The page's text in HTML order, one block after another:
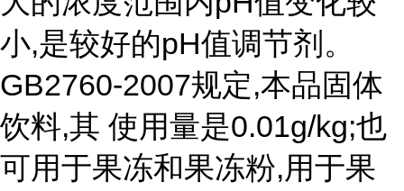
小,是较好的pH值调节剂。
GB2760-2007规定,本品固体
饮料,其 使用量是0.01g/kg;也
可用于果冻和果冻粉,用于果